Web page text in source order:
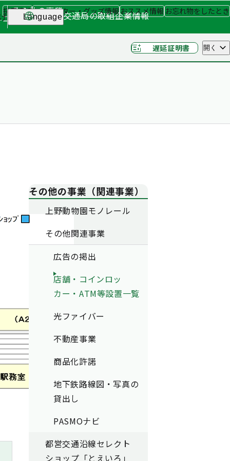
採用情報キャラクター・グッズ情報おススメ情報 お忘れ物をしたとき
Language
その他の事業
（関連事業）交通局の取組企業情報
遅延証明書 開く
その他の事業（関連事業）
上野動物園モノレール
その他関連事業
広告の掲出
店舗・コインロッ
カー・ATM等設置一覧
光ファイバー
不動産事業
商品化許諾
地下鉄路線図・写真の
貸出し
PASMOナビ
都営交通沿線セレクト
ショップ「とえいろ」